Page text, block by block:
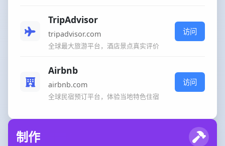
TripAdvisor
tripadvisor.com
全球最大旅游平台，酒店景点真实评价
访问
Airbnb
airbnb.com
全球民宿预订平台，体验当地特色住宿
访问
制作